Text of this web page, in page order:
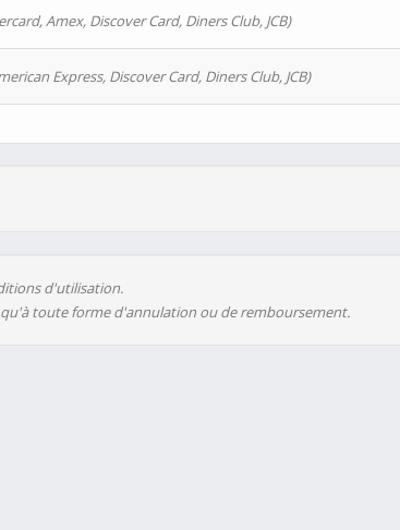
Amex, Discover Card, Diners Club, JCB)
Express, Discover Card, Diners Club, JCB)
d'utilisation.
toute forme d'annulation ou de remboursement.